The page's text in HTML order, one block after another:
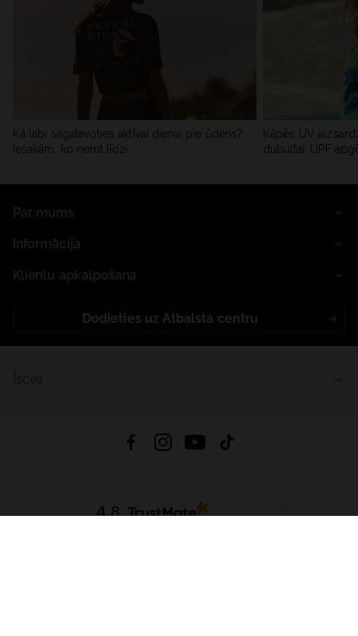
Kā labi sagatavoties aktīvai dienai pie ūdens?
Iesakām, ko ņemt līdzi
Kāpēc UV
dubultai: UPF
Par mums
Informācija
Klientu apkalpošana
Dodieties uz Atbalsta centru
4.8